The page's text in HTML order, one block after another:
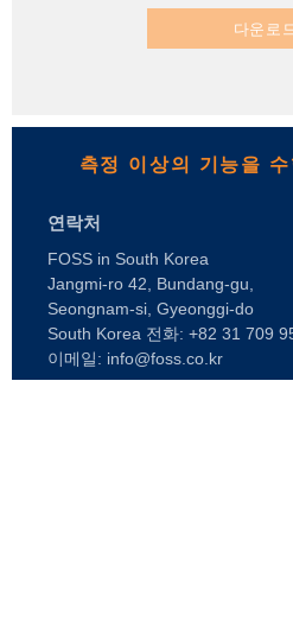
다운로
측정 이상의 기능을
연락처
FOSS in South Korea
Jangmi-ro 42, Bundang-gu,
Seongnam-si, Gyeonggi-do
South Korea 전화: +82 31 709
이메일: info@foss.co.kr